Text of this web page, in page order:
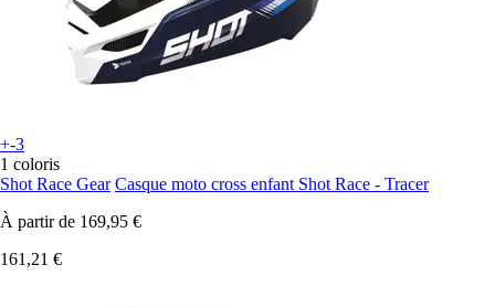
+-3
1 coloris
Shot Race Gear Casque moto cross enfant Shot Race - Tracer
À partir de 169,95 €
161,21 €